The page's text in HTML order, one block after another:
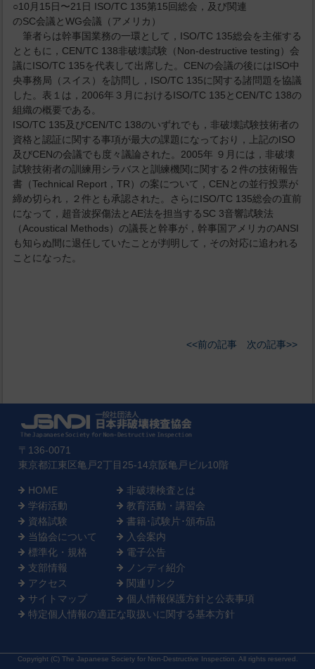
○10月15日〜21日 ISO/TC 135第15回総会，及び関連
のSC会議とWG会議（アメリカ）
筆者らは幹事国業務の一環として，ISO/TC 135総会を主催する
とともに，CEN/TC 138非破壊試験（Non-destructive testing）会
議にISO/TC 135を代表して出席した。CENの会議の後にはISO中
央事務局（スイス）を訪問し，ISO/TC 135に関する諸問題を協議
した。表１は，2006年３月におけるISO/TC 135とCEN/TC 138の
組織の概要である。
ISO/TC 135及びCEN/TC 138のいずれでも，非破壊試験技術者の
資格と認証に関する事項が最大の課題になっており，上記のISO
及びCENの会議でも度々議論された。2005年 ９月には，非破壊
試験技術者の訓練用シラバスと訓練機関に関する２件の技術報告
書（Technical Report，TR）の案について，CENとの並行投票が
締め切られ，２件とも承認された。さらにISO/TC 135総会の直前
になって，超音波探傷法とAE法を担当するSC 3音響試験法
（Acoustical Methods）の議長と幹事が，幹事国アメリカのANSI
も知らぬ間に退任していたことが判明して，その対応に追われる
ことになった。
<<前の記事 次の記事>>
〒136-0071
東京都江東区亀戸2丁目25-14京阪亀戸ビル10階
HOME
非破壊検査とは
学術活動
教育活動・講習会
資格試験
書籍･試験片･頒布品
当協会について
入会案内
標準化・規格
電子公告
支部情報
ノンディ紹介
アクセス
関連リンク
サイトマップ
個人情報保護方針と公表事項
特定個人情報の適正な取扱いに関する基本方針
Copyright (C) The Japanese Society for Non-Destructive Inspection. All rights reserved.